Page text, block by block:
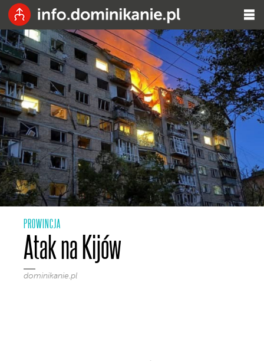
PROWINCJA
Atak na Kijów
dominikanie.pl